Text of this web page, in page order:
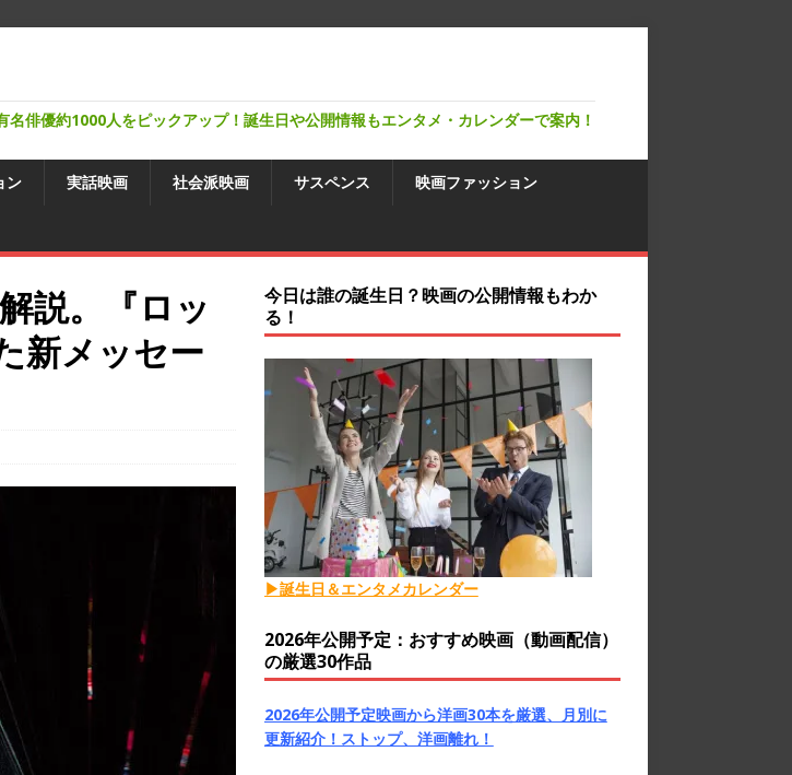
俳優約1000人をピックアップ！誕生日や公開情報もエンタメ・カレンダーで案内！
ン 実話映画 社会派映画 サスペンス 映画ファッション
説。『ロッ
新メッセー
今日は誰の誕生日？映画の公開情報もわか
る！
▶誕生日＆エンタメカレンダー
2026年公開予定：おすすめ映画（動画配信）
の厳選30作品
2026年公開予定映画から洋画30本を厳選、月別に
更新紹介！ストップ、洋画離れ！